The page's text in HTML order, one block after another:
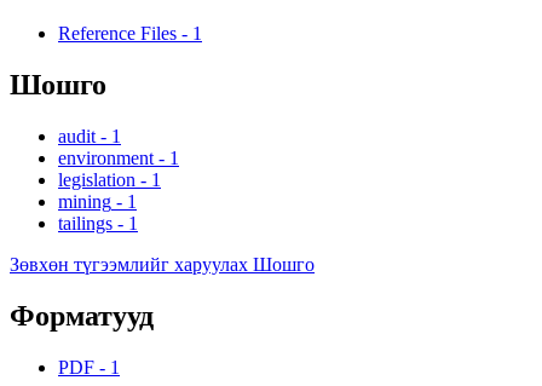
Reference Files - 1
Шошго
audit - 1
environment - 1
legislation - 1
mining - 1
tailings - 1
Зөвхөн түгээмлийг харуулах Шошго
Форматууд
PDF - 1